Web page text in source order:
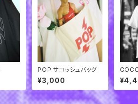
POP サコッシュバッグ
¥3,000